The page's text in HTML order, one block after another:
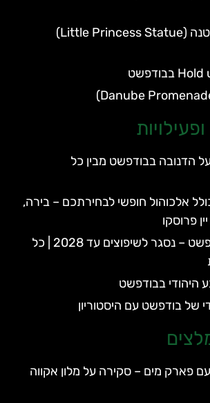
פסל הנסיכה הקטנה (Little Princess Statue)
הדנובה בבודפשט מבין כל
אלכוהול חופשי לבחירתכם – בירה,
פרוסקו
ספא גלרט בבודפשט – נסגר לשיפוצים עד 2028 | כל
היהודי בבודפשט
של בודפשט עם היסטוריון
פארק מים – סקירה על מלון אקווה